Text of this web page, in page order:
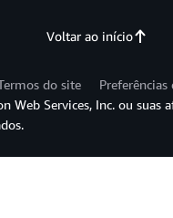
Voltar ao início
do site
Preferências
Web Services, Inc. ou suas